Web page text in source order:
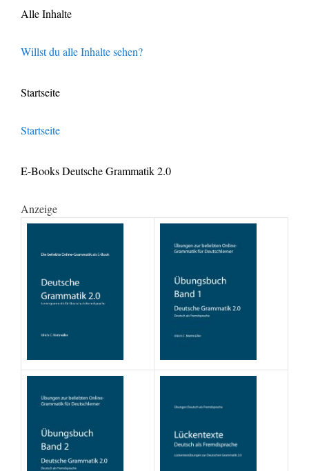
Alle Inhalte
Willst du alle Inhalte sehen?
Startseite
Startseite
E-Books Deutsche Grammatik 2.0
Anzeige